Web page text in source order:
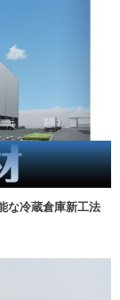
な冷蔵倉庫新工法